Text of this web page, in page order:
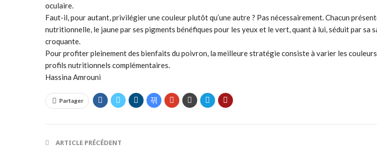
oculaire.
Faut-il, pour autant, privilégier une couleur plutôt qu’une autre ? Pas nécessairement. Chacun
nutritionnelle, le jaune par ses pigments bénéfiques pour les yeux et le vert, quant à lui, séduit par
croquante.
Pour profiter pleinement des bienfaits du poivron, la meilleure stratégie consiste à varier les
profils nutritionnels complémentaires.
Hassina Amrouni
Partager
ARTICLE PRÉCÉDENT